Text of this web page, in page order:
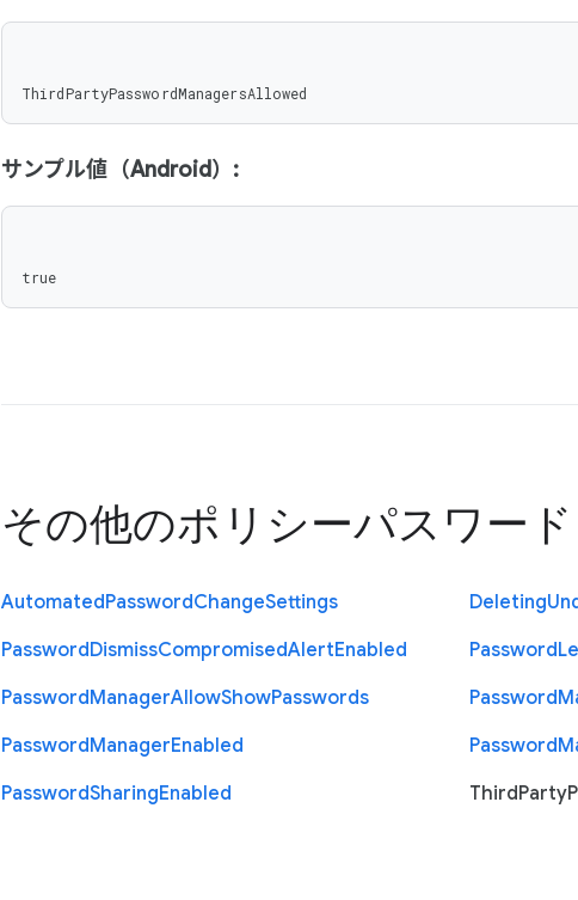
ThirdPartyPasswordManagersAllowed
サンプル値（Android）:
true
その他のポリシーパスワー
AutomatedPasswordChangeSettings Deleting
PasswordDismissCompromisedAlertEnabled Password
PasswordManagerAllowShowPasswords Password
PasswordManagerEnabled Password
PasswordSharingEnabled ThirdParty